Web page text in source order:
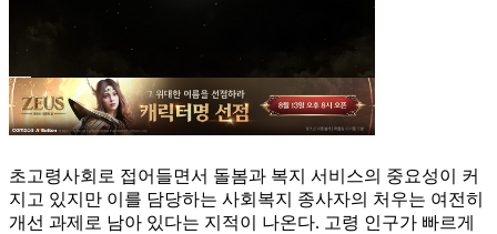
초고령사회로 접어들면서 돌봄과 복지 서비스의 중요성이 커
지고 있지만 이를 담당하는 사회복지 종사자의 처우는 여전히
개선 과제로 남아 있다는 지적이 나온다. 고령 인구가 빠르게